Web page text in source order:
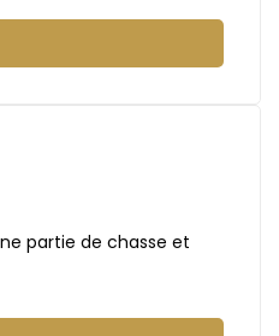
partie de chasse et